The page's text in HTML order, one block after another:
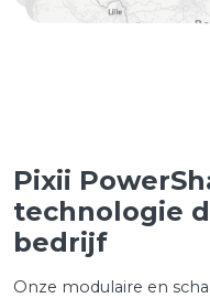
Pixii
technologie
bedrijf
Onze modulaire en